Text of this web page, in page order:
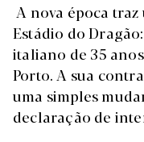
A nova época
Estádio do
italiano de 35
Porto. A sua
uma simples
declaração de